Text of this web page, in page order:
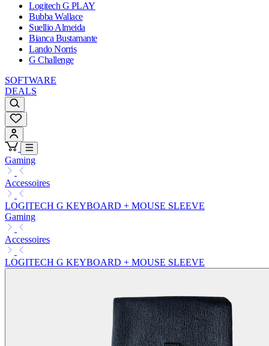
Logitech G PLAY
Bubba Wallace
Suellio Almeida
Bianca Bustamante
Lando Norris
G Challenge
SOFTWARE
DEALS
Gaming
Accessoires
LOGITECH G KEYBOARD + MOUSE SLEEVE
Gaming
Accessoires
LOGITECH G KEYBOARD + MOUSE SLEEVE